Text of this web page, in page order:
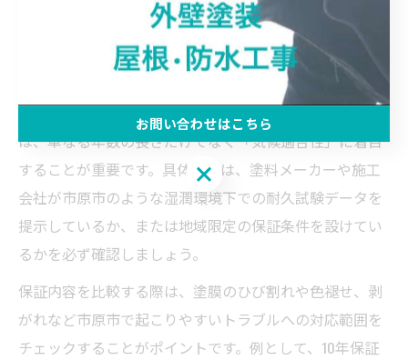
市原市の気候に合う屋根塗装保証の選び方のコツ
市原市は沿岸部に位置し、湿度や風雨の影響を強く受け
る地域です。そのため、屋根塗装の品質保証を選ぶ際
は、単なる年数の長さだけでなく「気候適合性」に着目
することが重要です。具体的には、塗料メーカーや施工
会社が市原市のような湿潤環境下での耐久試験データを
提示しているか、または地域限定の保証条件を設けてい
るかを必ず確認しましょう。
保証内容を比較する際は、塗膜のひび割れや色褪せ、剥
がれなど市原市で起こりやすいトラブルへの対応範囲を
チェックすることがポイントです。例として、10年保証
お問い合わせはこちら
お問い合わせはこちら